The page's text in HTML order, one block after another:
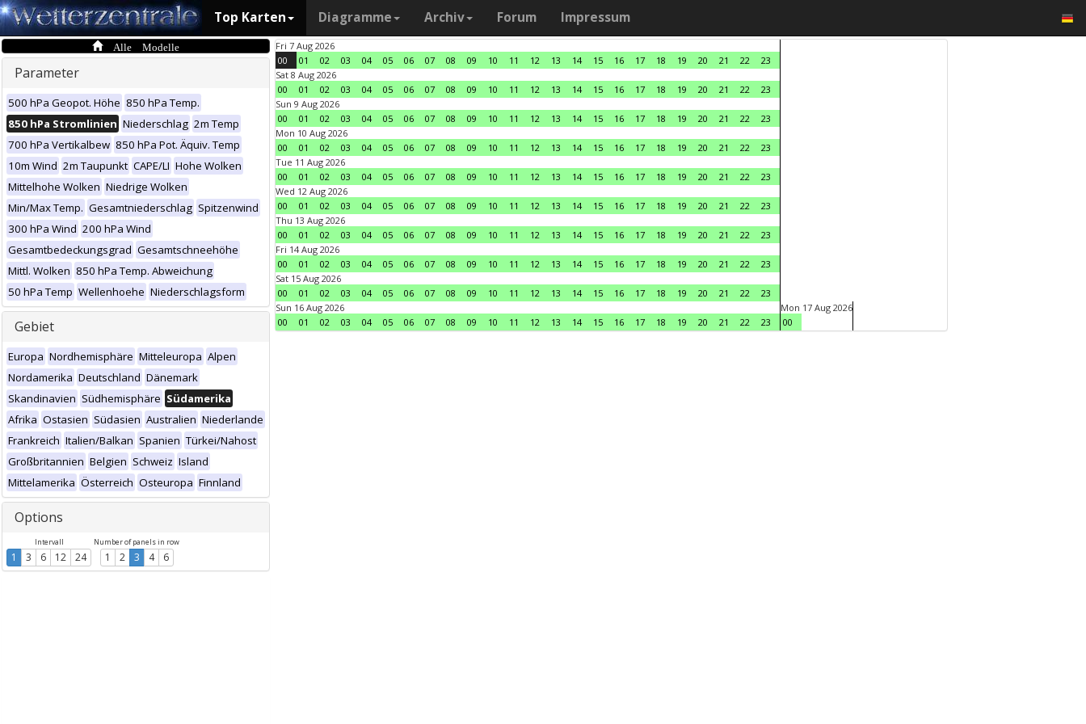
Top Karten Diagramme Archiv Forum Impressum
Alle Modelle
Parameter
500 hPa Geopot. Höhe 850 hPa Temp.
850 hPa Stromlinien Niederschlag 2m Temp
700 hPa Vertikalbew 850 hPa Pot. Äquiv. Temp
10m Wind 2m Taupunkt CAPE/LI Hohe Wolken
Mittelhohe Wolken Niedrige Wolken
Min/Max Temp. Gesamtniederschlag Spitzenwind
300 hPa Wind 200 hPa Wind
Gesamtbedeckungsgrad Gesamtschneehöhe
Mittl. Wolken 850 hPa Temp. Abweichung
50 hPa Temp Wellenhoehe Niederschlagsform
Gebiet
Europa Nordhemisphäre Mitteleuropa Alpen
Nordamerika Deutschland Dänemark
Skandinavien Südhemisphäre Südamerika
Afrika Ostasien Südasien Australien Niederlande
Frankreich Italien/Balkan Spanien Türkei/Nahost
Großbritannien Belgien Schweiz Island
Mittelamerika Österreich Osteuropa Finnland
Options
Intervall
1 3 6 12 24
Number of panels in row
1 2 3 4 6
Fri 7 Aug 2026
00
01 02 03 04 05 06 07 08 09 10 11 12 13 14 15 16 17 18 19 20 21 22
23
Sat 8 Aug 2026
00
01 02 03 04 05 06 07 08 09 10 11 12 13 14 15 16 17 18 19 20 21 22
23
Sun 9 Aug 2026
00
01 02 03 04 05 06 07 08 09 10 11 12 13 14 15 16 17 18 19 20 21 22
23
Mon 10 Aug 2026
00
01 02 03 04 05 06 07 08 09 10 11 12 13 14 15 16 17 18 19 20 21 22
23
Tue 11 Aug 2026
00
01 02 03 04 05 06 07 08 09 10 11 12 13 14 15 16 17 18 19 20 21 22
23
Wed 12 Aug 2026
00
01 02 03 04 05 06 07 08 09 10 11 12 13 14 15 16 17 18 19 20 21 22
23
Thu 13 Aug 2026
00
01 02 03 04 05 06 07 08 09 10 11 12 13 14 15 16 17 18 19 20 21 22
23
Fri 14 Aug 2026
00
01 02 03 04 05 06 07 08 09 10 11 12 13 14 15 16 17 18 19 20 21 22
23
Sat 15 Aug 2026
00
01 02 03 04 05 06 07 08 09 10 11 12 13 14 15 16 17 18 19 20 21 22
23
Sun 16 Aug 2026
00
01 02 03 04 05 06 07 08 09 10 11 12 13 14 15 16 17 18 19 20 21 22 23
Mon 17 Aug 2026
00